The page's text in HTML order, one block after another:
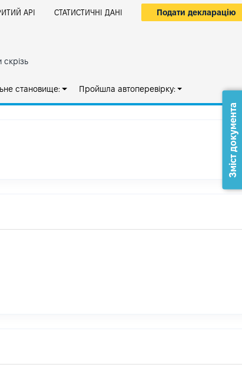
АРІ СТАТИСТИЧНІ ДАНІ Подати декларацію
скрізь
становище: Пройшла автоперевірку:
Зміст документа